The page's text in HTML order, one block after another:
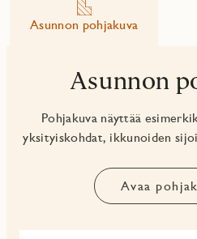
Asunnon pohjakuva
Asunnon
Pohjakuva näyttää
yksityiskohdat, ikkunoiden
Avaa